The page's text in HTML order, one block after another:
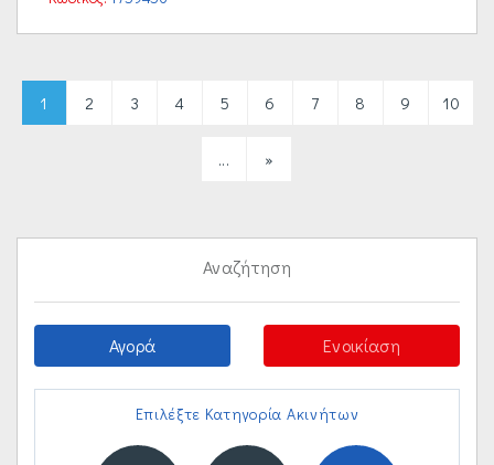
1 2 3 4 5 6 7 8 9 10
... »
Αναζήτηση
Αγορά Ενοικίαση
Επιλέξτε Κατηγορία Ακινήτων